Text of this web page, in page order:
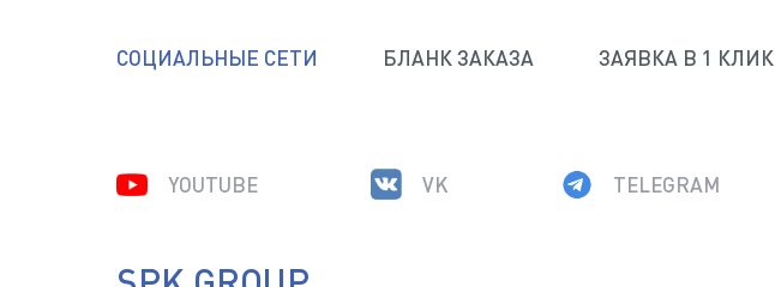
СОЦИАЛЬНЫЕ СЕТИ БЛАНК ЗАКАЗА ЗАЯВКА В 1 КЛИК
YOUTUBE VK TELEGRAM